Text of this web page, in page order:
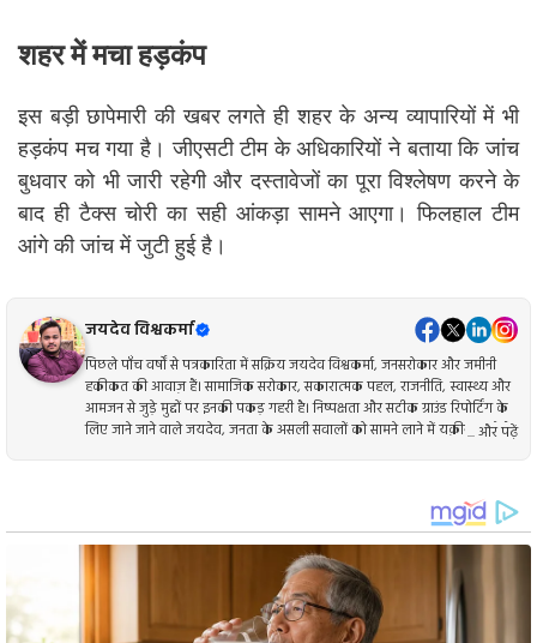
शहर में मचा हड़कंप
इस बड़ी छापेमारी की खबर लगते ही शहर के अन्य व्यापारियों में भी
हड़कंप मच गया है। जीएसटी टीम के अधिकारियों ने बताया कि जांच
बुधवार को भी जारी रहेगी और दस्तावेजों का पूरा विश्लेषण करने के
बाद ही टैक्स चोरी का सही आंकड़ा सामने आएगा। फिलहाल टीम
आंगे की जांच में जुटी हुई है।
जयदेव विश्वकर्मा
पिछले पाँच वर्षों से पत्रकारिता में सक्रिय जयदेव विश्वकर्मा, जनसरोकार और जमीनी
हकीकत की आवाज़ हैं। सामाजिक सरोकार, सकारात्मक पहल, राजनीति, स्वास्थ्य और
आमजन से जुड़े मुद्दों पर इनकी पकड़ गहरी है। निष्पक्षता और सटीक ग्राउंड रिपोर्टिंग के
लिए जाने जाने वाले जयदेव, जनता के असली सवालों को सामने लाने में यक़ीन रखते हैं।
... और पढ़ें